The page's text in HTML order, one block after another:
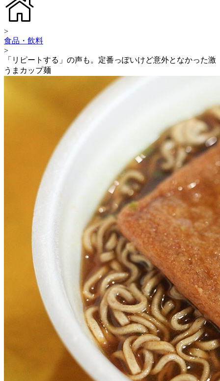
>
食品・飲料
>
「リピートする」の声も。定番っぽいけど意外となかった激
うまカップ麺